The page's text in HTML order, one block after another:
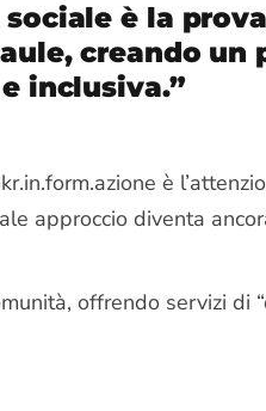
è la
creando un
inclusiva.”
è
approccio diventa
offrendo servizi